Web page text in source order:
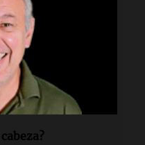
la Quiniela
las 22:15.